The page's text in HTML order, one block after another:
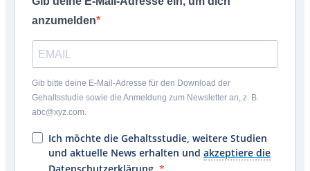
anzumelden
Gib bitte deine E-Mail-Adresse für den Download der
Gehaltsstudie sowie die Anmeldung zum Newsletter an, z. B.
abc@xyz.com.
Ich möchte die Gehaltsstudie, weitere Studien
und aktuelle News erhalten und akzeptiere die